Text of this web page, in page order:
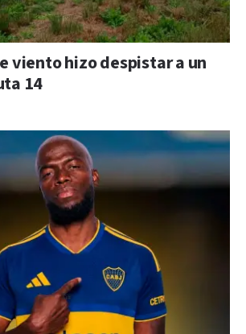
viento hizo despistar a un
14